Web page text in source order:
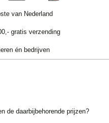
van Nederland
gratis verzending
én bedrijven
de daarbijbehorende prijzen?